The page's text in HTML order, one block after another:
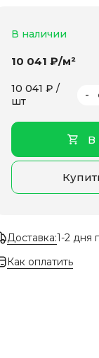
В наличии
10 041 ₽/м²
10 041 ₽ /
шт
-
В
Доставка:1-2 дня
Как оплатить